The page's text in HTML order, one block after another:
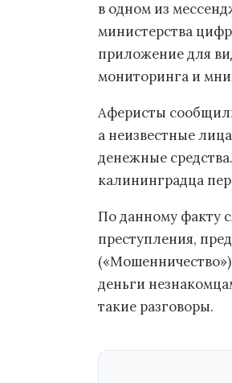
в одном из
министерства
приложение для
мониторинга и
Аферисты
а неизвестные
денежные
калининградца
По данному факту
преступления,
деньги
такие разговоры.